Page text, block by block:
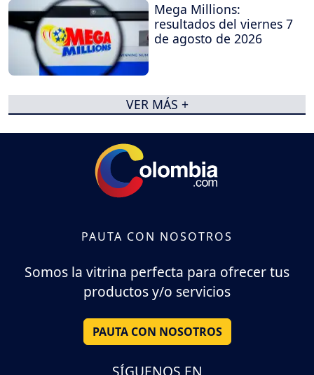
Mega Millions:
resultados del viernes 7
de agosto de 2026
VER MÁS +
PAUTA CON NOSOTROS
Somos la vitrina perfecta para ofrecer tus
productos y/o servicios
PAUTA CON NOSOTROS
SÍGUENOS EN